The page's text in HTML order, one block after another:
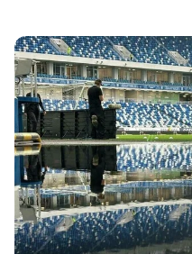
импортозамещенного
МС-21−310. Пресс-
что накануне самолет
аэродрома Иркутского
воздухе 1 час 23